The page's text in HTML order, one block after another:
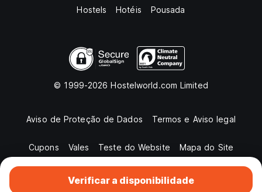
Verificar a disponibilidade
Hostels Hotéis Pousada
© 1999-2026 Hostelworld.com Limited
Aviso de Proteção de Dados Termos e Aviso legal
Cupons Vales Teste do Website Mapa do Site